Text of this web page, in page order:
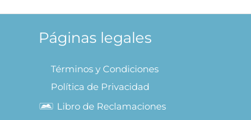
Páginas legales
Términos y Condiciones
Política de Privacidad
Libro de Reclamaciones